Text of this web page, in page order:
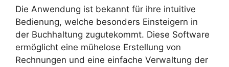
Die Anwendung ist bekannt für ihre intuitive
Bedienung, welche besonders Einsteigern in
der Buchhaltung zugutekommt. Diese Software
ermöglicht eine mühelose Erstellung von
Rechnungen und eine einfache Verwaltung der